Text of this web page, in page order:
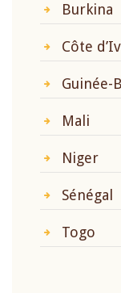
Burkina
Côte
Guinée-
Mali
Niger
Sénégal
Togo